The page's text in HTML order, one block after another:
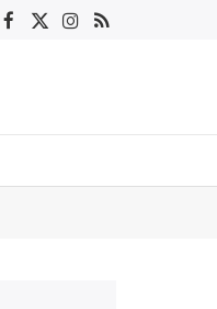
Facebook
X Instagram
RSS